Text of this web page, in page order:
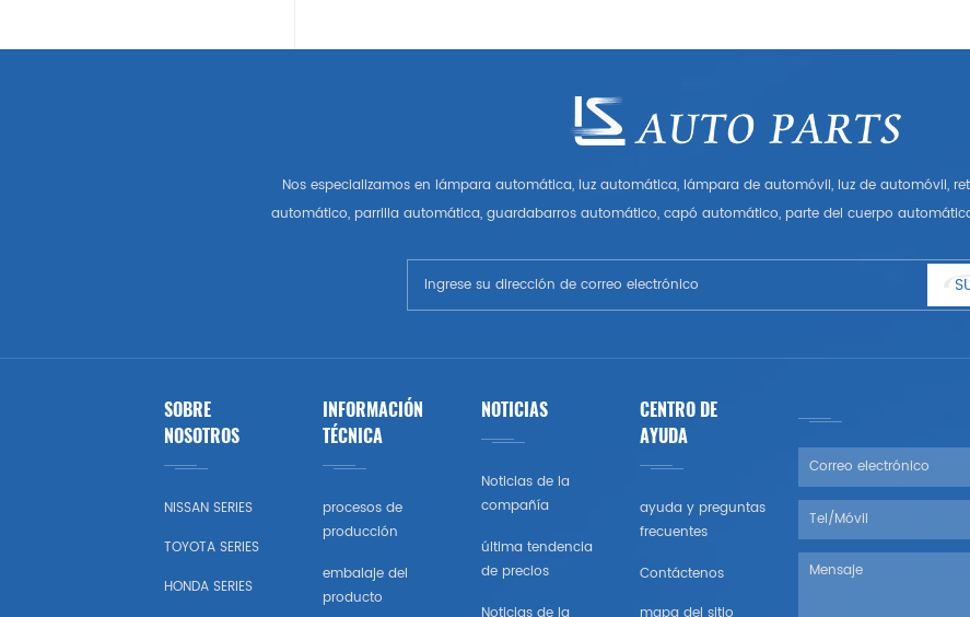
Nissan (estados Unidos)
Nos especializamos en lámpara automática, luz automática, lámpara de automóvil, luz de automóvil,
automático, parrilla automática, guardabarros automático, capó automático, parte del cuerpo
SOBRE
NOSOTROS
NISSAN SERIES
TOYOTA SERIES
HONDA SERIES
INFORMACIÓN
TÉCNICA
procesos de
producción
embalaje del
producto
NOTICIAS
Noticias de la
compañía
última tendencia
de precios
CENTRO DE
AYUDA
ayuda y preguntas
frecuentes
Contáctenos